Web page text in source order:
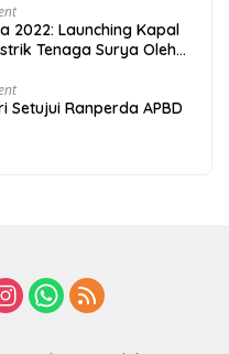
2022: Launching Kapal
Tenaga Surya Oleh
Setujui Ranperda APBD